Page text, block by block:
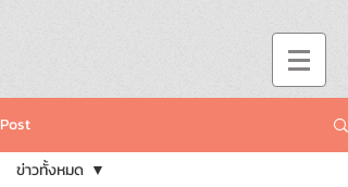
Post
ข่าวทั้งหมด